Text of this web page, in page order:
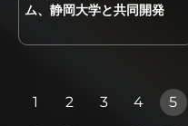
ム、静岡大学と共同開発
1 2 3 4 5